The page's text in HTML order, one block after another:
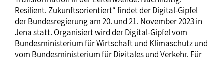
Resilient. Zukunftsorientiert“ findet der Digital-Gipfel
der Bundesregierung am 20. und 21. November 2023 in
Jena statt. Organisiert wird der Digital-Gipfel vom
Bundesministerium für Wirtschaft und Klimaschutz und
vom Bundesministerium für Digitales und Verkehr. Für